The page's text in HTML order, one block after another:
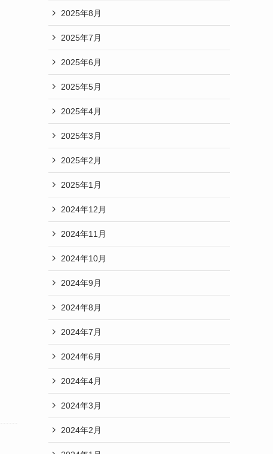
2025年8月
2025年7月
2025年6月
2025年5月
2025年4月
2025年3月
2025年2月
2025年1月
2024年12月
2024年11月
2024年10月
2024年9月
2024年8月
2024年7月
2024年6月
2024年4月
2024年3月
2024年2月